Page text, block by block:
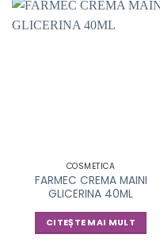
COSMETICA
FARMEC CREMA MAINI
GLICERINA 40ML
CITEȘTE MAI MULT